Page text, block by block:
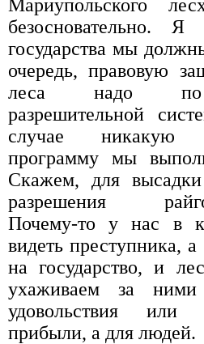
Мариупольского
безосновательно.
государства мы
очередь, правовую
леса надо по
разрешительной
случае никакую
программу мы
Скажем, для высадки
разрешения
Почему-то у нас в
видеть преступника,
на государство, и
ухаживаем за
удовольствия или
прибыли, а для людей.